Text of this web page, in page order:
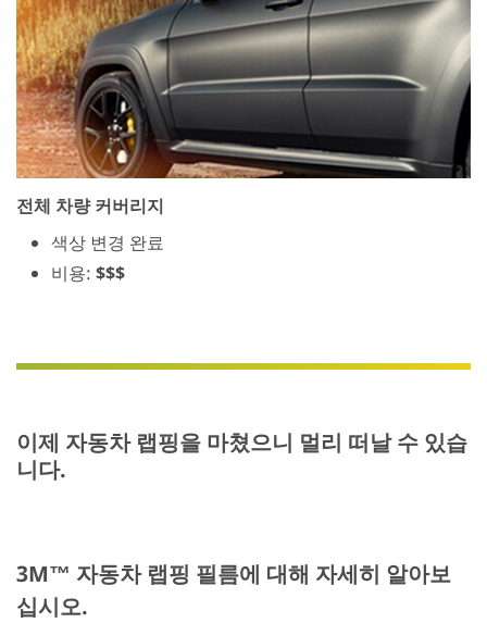
전체 차량 커버리지
색상 변경 완료
비용: $$$
이제 자동차 랩핑을 마쳤으니 멀리 떠날 수 있습
니다.
3M™ 자동차 랩핑 필름에 대해 자세히 알아보
십시오.​